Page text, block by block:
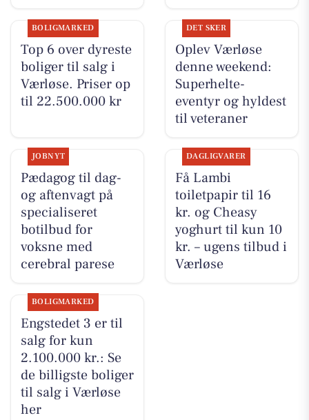
BOLIGMARKED
Top 6 over dyreste
boliger til salg i
Værløse. Priser op
til 22.500.000 kr
DET SKER
Oplev Værløse
denne weekend:
Superhelte-
eventyr og hyldest
til veteraner
JOBNYT
Pædagog til dag-
og aftenvagt på
specialiseret
botilbud for
voksne med
cerebral parese
DAGLIGVARER
Få Lambi
toiletpapir til 16
kr. og Cheasy
yoghurt til kun 10
kr. – ugens tilbud i
Værløse
BOLIGMARKED
Engstedet 3 er til
salg for kun
2.100.000 kr.: Se
de billigste boliger
til salg i Værløse
her